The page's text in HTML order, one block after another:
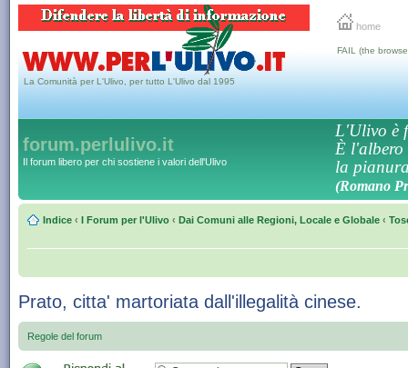
home
La Comunità per L'Ulivo, per tutto L'Ulivo dal 1995
FAIL (the
forum.perlulivo.it
Il forum libero per chi sostiene i valori dell'Ulivo
L'Ulivo è
È l'albero
la
(Romano
Indice ‹ I Forum per l'Ulivo ‹ Dai Comuni alle Regioni, Locale e Globale ‹
Prato, citta' martoriata dall'illegalità cinese.
Regole del forum